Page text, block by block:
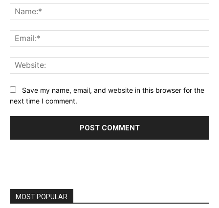
Save my name, email, and website in this browser for the
next time I comment.
MOST POPULAR